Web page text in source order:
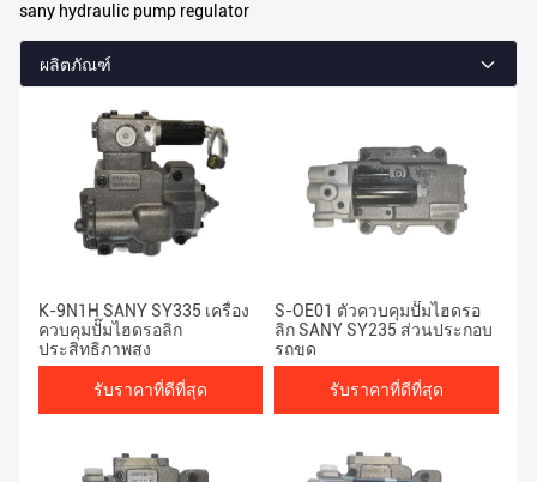
Regulator ]
จับคู่ 12
ผลิตภัณฑ์
sany hydraulic pump regulator
ผลิตภัณฑ์
K-9N1H SANY SY335 เครื่อง
ควบคุมปั๊มไฮดรอลิก
ประสิทธิภาพสูง
รับราคาที่ดีที่สุด
S-OE01 ตัวควบคุมปั๊มไฮดรอ
ลิก SANY SY235 ส่วนประกอบ
รถขุด
รับราคาที่ดีที่สุด